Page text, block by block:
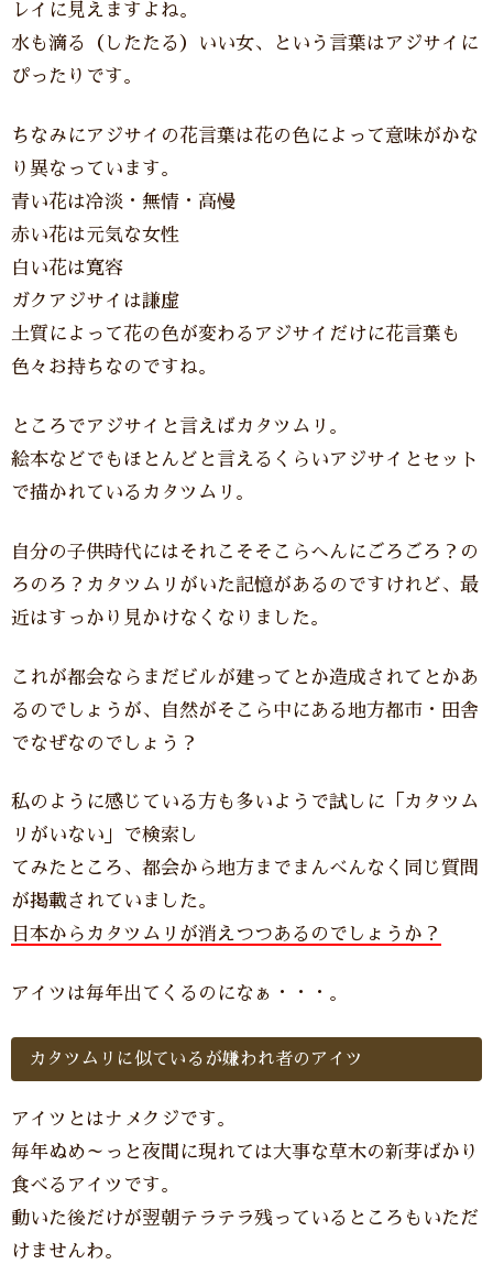
レイに見えますよね。
水も滴る（したたる）いい女、という言葉はアジサイに
ぴったりです。
ちなみにアジサイの花言葉は花の色によって意味がかな
り異なっています。
青い花は冷淡・無情・高慢
赤い花は元気な女性
白い花は寛容
ガクアジサイは謙虚
土質によって花の色が変わるアジサイだけに花言葉も
色々お持ちなのですね。
ところでアジサイと言えばカタツムリ。
絵本などでもほとんどと言えるくらいアジサイとセット
で描かれているカタツムリ。
自分の子供時代にはそれこそそこらへんにごろごろ？の
ろのろ？カタツムリがいた記憶があるのですけれど、最
近はすっかり見かけなくなりました。
これが都会ならまだビルが建ってとか造成されてとかあ
るのでしょうが、自然がそこら中にある地方都市・田舎
でなぜなのでしょう？
私のように感じている方も多いようで試しに「カタツム
リがいない」で検索し
てみたところ、都会から地方までまんべんなく同じ質問
が掲載されていました。
日本からカタツムリが消えつつあるのでしょうか？
アイツは毎年出てくるのになぁ・・・。
カタツムリに似ているが嫌われ者のアイツ
アイツとはナメクジです。
毎年ぬめ～っと夜間に現れては大事な草木の新芽ばかり
食べるアイツです。
動いた後だけが翌朝テラテラ残っているところもいただ
けませんわ。